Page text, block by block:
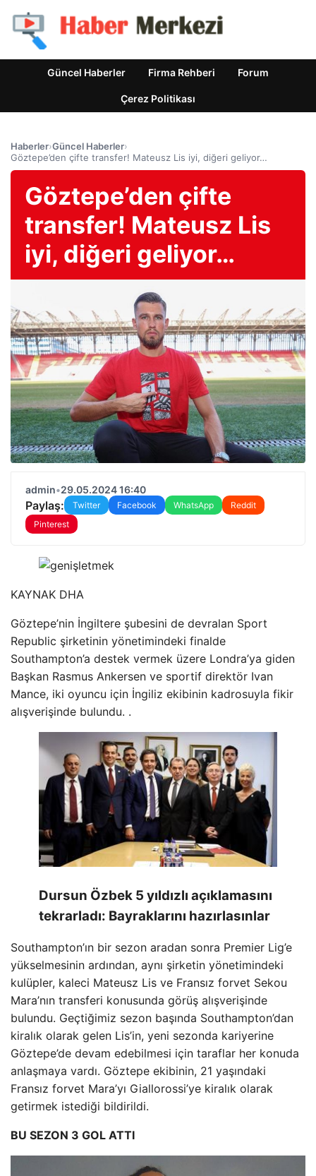
Güncel Haberler Firma Rehberi Forum
Çerez Politikası
Haberler›Güncel Haberler›
Göztepe’den çifte transfer! Mateusz Lis iyi, diğeri geliyor…
Göztepe’den çifte
transfer! Mateusz Lis
iyi, diğeri geliyor…
admin•29.05.2024 16:40
Paylaş: Twitter Facebook WhatsApp
Reddit
Pinterest
KAYNAK DHA
Göztepe’nin İngiltere şubesini de devralan Sport
Republic şirketinin yönetimindeki finalde
Southampton’a destek vermek üzere Londra’ya giden
Başkan Rasmus Ankersen ve sportif direktör Ivan
Mance, iki oyuncu için İngiliz ekibinin kadrosuyla fikir
alışverişinde bulundu. .
Dursun Özbek 5 yıldızlı açıklamasını
tekrarladı: Bayraklarını hazırlasınlar
Southampton’ın bir sezon aradan sonra Premier Lig’e
yükselmesinin ardından, aynı şirketin yönetimindeki
kulüpler, kaleci Mateusz Lis ve Fransız forvet Sekou
Mara’nın transferi konusunda görüş alışverişinde
bulundu. Geçtiğimiz sezon başında Southampton’dan
kiralık olarak gelen Lis’in, yeni sezonda kariyerine
Göztepe’de devam edebilmesi için taraflar her konuda
anlaşmaya vardı. Göztepe ekibinin, 21 yaşındaki
Fransız forvet Mara’yı Giallorossi’ye kiralık olarak
getirmek istediği bildirildi.
BU SEZON 3 GOL ATTI